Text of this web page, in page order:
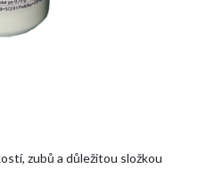
zubů a důležitou složkou